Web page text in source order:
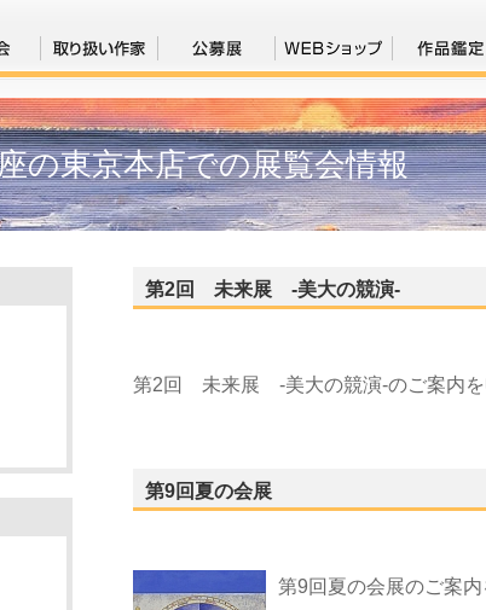
の東京本店での展覧会情報
第2回 未来展 -美大の競演-
第2回 未来展 -美大の競演-のご案内を
第9回夏の会展
第9回夏の会展のご案内